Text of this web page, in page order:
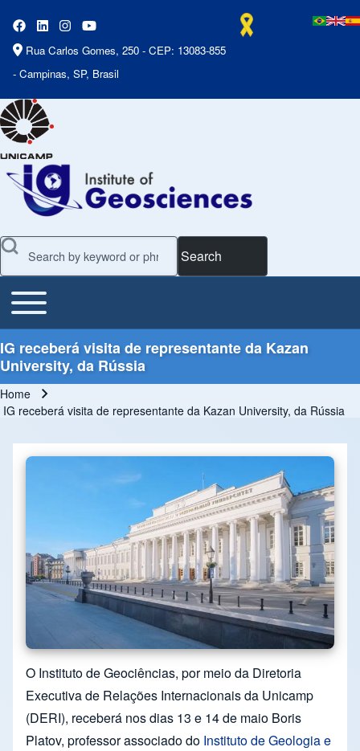
Rua Carlos Gomes, 250 - CEP: 13083-855
- Campinas, SP, Brasil
Search
Main Menu
Toggle main menu
IG receberá visita de representante da Kazan
University, da Rússia
Breadcrumb
Home
IG receberá visita de representante da Kazan University, da Rússia
O Instituto de Geociências, por meio da Diretoria
Executiva de Relações Internacionais da Unicamp
(DERI), receberá nos dias 13 e 14 de maio Boris
Platov, professor associado do Instituto de Geologia e